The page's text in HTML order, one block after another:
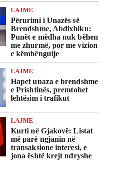
LAJME
Përurimi i Unazës së
Brendshme, Abdixhiku:
Punët e mëdha nuk bëhen
me zhurmë, por me vizion
e këmbëngulje
LAJME
Hapet unaza e brendshme
e Prishtinës, premtohet
lehtësim i trafikut
LAJME
Kurti në Gjakovë: Listat
më parë ngjanin në
transaksione interesi, e
jona është krejt ndryshe